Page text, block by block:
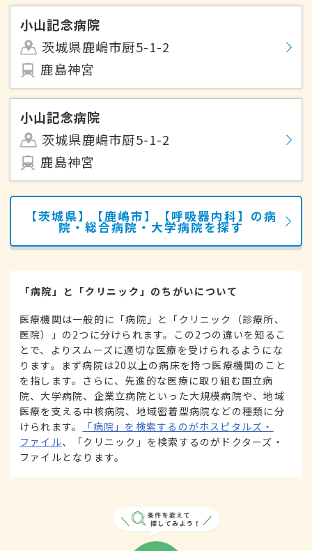
小山記念病院
茨城県鹿嶋市厨5-1-2
鹿島神宮
小山記念病院
茨城県鹿嶋市厨5-1-2
鹿島神宮
【茨城県】【鹿嶋市】【呼吸器内科】の病
院・総合病院・大学病院を探す
「病院」と「クリニック」のちがいについて
医療機関は一般的に「病院」と「クリニック（診療所、
医院）」の2つに分けられます。この2つの違いを知るこ
とで、よりスムーズに適切な医療を受けられるようにな
ります。まず病院は20以上の病床を持つ医療機関のこと
を指します。さらに、先進的な医療に取り組む国立病
院、大学病院、企業立病院といった大規模病院や、地域
医療を支える中核病院、地域密着型病院などの種類に分
けられます。
「病院」を検索するのがホスピタルズ・
ファイル、「クリニック」を検索するのがドクターズ・
ファイルとなります。